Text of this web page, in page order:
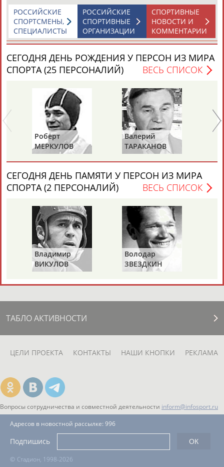
АБДРАХМАНОВ
Аделя
АБДРАХМАНОВА
Андрей
АБДУВАЛИЕВ
Герман
АБДУЛАЕВ
Рамазан
Тагир
Камиль
Загалав
Камалудин
АБДУЛДАУДОВ
Абдула
АБДУЛЖАЛИЛОВ
Магомед
АБДУЛКАГИРОВ
Назир
АБДУЛЛАЕВ
ЕЩЁ ПЕРСОНЫ
ТАБЛО АКТИВНОСТИ
ЦЕЛИ ПРОЕКТА КОНТАКТЫ НАШИ КНОПКИ РЕКЛАМА
Вопросы сотрудничества и совместной деятельности inform@infosport.ru
© Стадион, 1998-2026
Адресов в новостной рассылке: 996
Подпишись
СПОРТИВНЫЕ
НОВОСТИ И
КОММЕНТАРИИ
РОССИЙСКИЕ
СПОРТИВНЫЕ
ОРГАНИЗАЦИИ
РОССИЙСКИЕ
СПОРТСМЕНЫ,
СПЕЦИАЛИСТЫ
СЕГОДНЯ ДЕНЬ РОЖДЕНИЯ У ПЕРСОН ИЗ МИРА
СПОРТА (25 ПЕРСОНАЛИЙ)
ВЕСЬ СПИСОК
Роберт
МЕРКУЛОВ
Валерий
ТАРАКАНОВ
СЕГОДНЯ ДЕНЬ ПАМЯТИ У ПЕРСОН ИЗ МИРА
СПОРТА (2 ПЕРСОНАЛИЙ)
ВЕСЬ СПИСОК
Владимир
ВИКУЛОВ
Володар
ЗВЕЗДКИН